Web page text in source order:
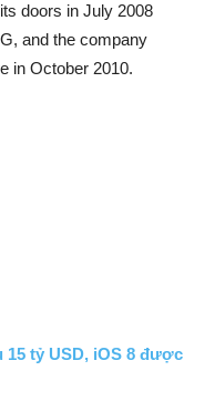
doors in July 2008
and the company
in October 2010.
15 tỷ USD, iOS 8 được